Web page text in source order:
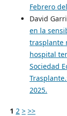
Febrero
David
en la
trasplante
hospital
Sociedad
2025.
1 2 > >>